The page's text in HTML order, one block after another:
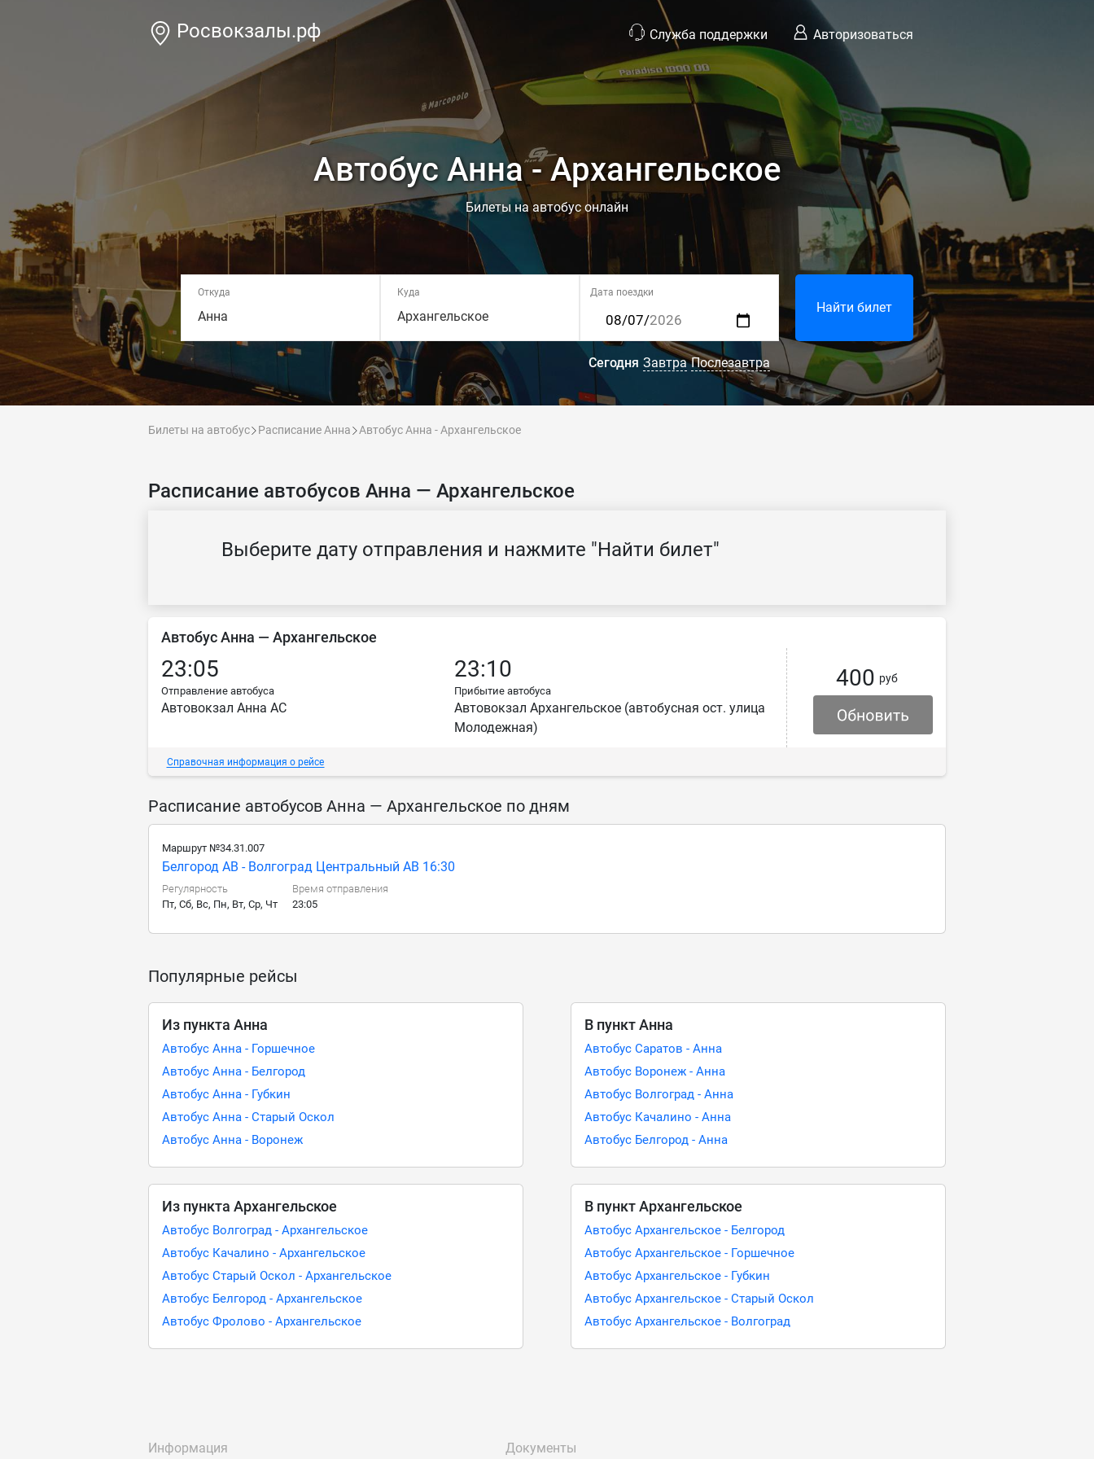
Росвокзалы.рф Служба поддержки Авторизоваться
Автобус Анна - Архангельское
Билеты на автобус онлайн
Откуда
Анна
Куда
Архангельское
Дата поездки
Найти билет
Сегодня Завтра Послезавтра
Билеты на автобус Расписание Анна Автобус Анна - Архангельское
Расписание автобусов Анна — Архангельское
Выберите дату отправления и нажмите "Найти билет"
Автобус Анна — Архангельское
23:05
Отправление автобуса
Автовокзал Анна АС
23:10
Прибытие автобуса
Автовокзал Архангельское (автобусная ост. улица
Молодежная)
400 руб
Справочная информация о рейсе
Расписание автобусов Анна — Архангельское по дням
Маршрут №34.31.007
Белгород АВ - Волгоград Центральный АВ 16:30
Регулярность
Время отправления
Пт, Сб, Вс, Пн, Вт, Ср, Чт
23:05
Популярные рейсы
Из пункта Анна
Автобус Анна - Горшечное
Автобус Анна - Белгород
Автобус Анна - Губкин
Автобус Анна - Старый Оскол
Автобус Анна - Воронеж
В пункт Анна
Автобус Саратов - Анна
Автобус Воронеж - Анна
Автобус Волгоград - Анна
Автобус Качалино - Анна
Автобус Белгород - Анна
Из пункта Архангельское
Автобус Волгоград - Архангельское
Автобус Качалино - Архангельское
Автобус Старый Оскол - Архангельское
Автобус Белгород - Архангельское
Автобус Фролово - Архангельское
В пункт Архангельское
Автобус Архангельское - Белгород
Автобус Архангельское - Горшечное
Автобус Архангельское - Губкин
Автобус Архангельское - Старый Оскол
Автобус Архангельское - Волгоград
Информация Документы